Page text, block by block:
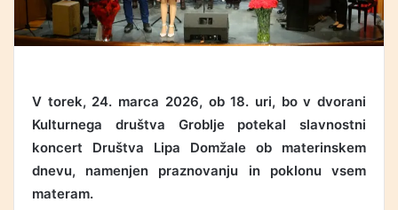
V torek, 24. marca 2026, ob 18. uri, bo v dvorani
Kulturnega društva Groblje potekal slavnostni
koncert Društva Lipa Domžale ob materinskem
dnevu, namenjen praznovanju in poklonu vsem
materam.